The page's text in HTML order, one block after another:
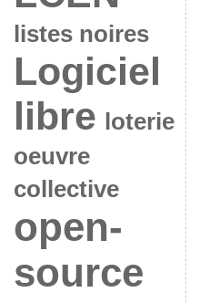
listes noires
Logiciel
libre
loterie
oeuvre
collective
open-
source